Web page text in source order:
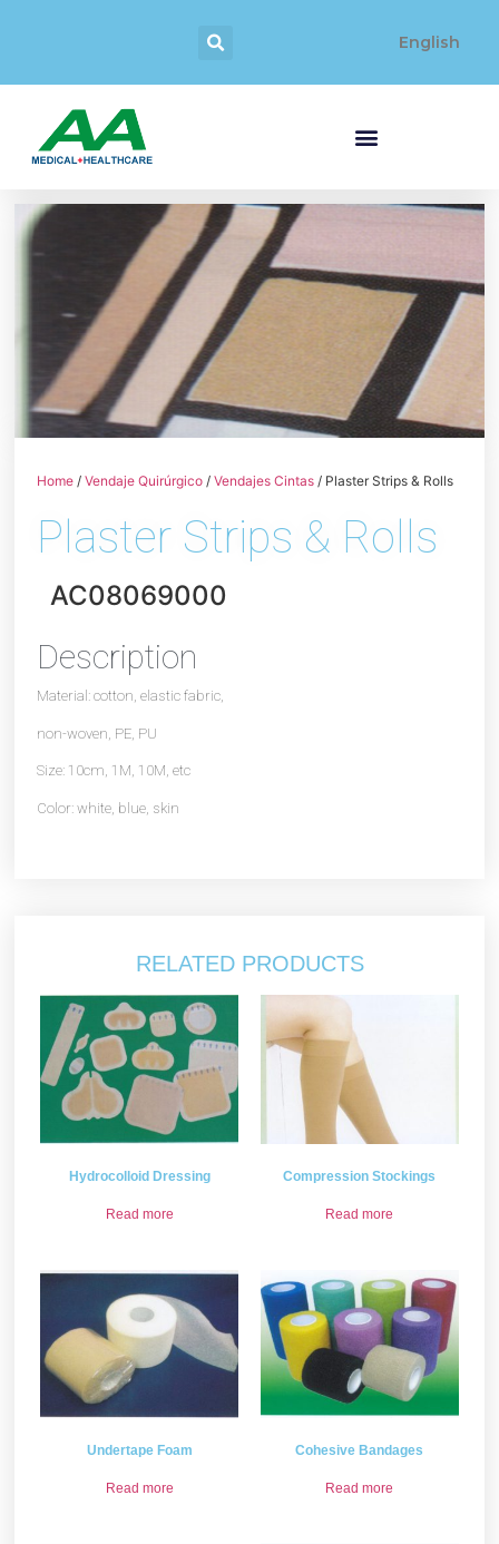
English
Home /Vendaje Quirúrgico /Vendajes Cintas / Plaster Strips & Rolls
Plaster Strips & Rolls
AC08069000
Description
Material: cotton, elastic fabric,
non-woven, PE, PU
Size: 10cm, 1M, 10M, etc
Color: white, blue, skin
RELATED PRODUCTS
Hydrocolloid Dressing
Read more
Compression Stockings
Read more
Undertape Foam
Read more
Cohesive Bandages
Read more